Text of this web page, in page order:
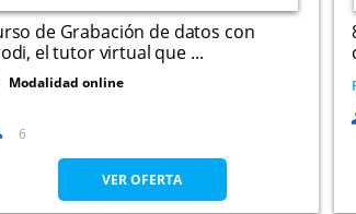
de Grabación de datos con
el tutor virtual que ...
Modalidad online
6
VER OFERTA